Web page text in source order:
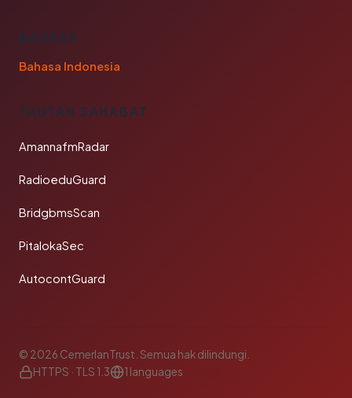
BAHASA
Bahasa Indonesia
TAUTAN SAHABAT
AmannafmRadar
RadioeduGuard
BridgbmsScan
PitalokaSec
AutocontGuard
© 2026 CemerlanTrust. Semua hak dilindungi.
HTTPS · TLS 1.3
1 languages